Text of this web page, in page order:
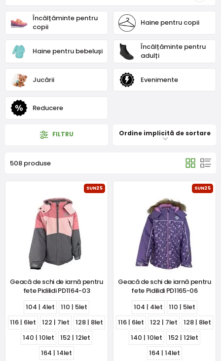
Încălțăminte pentru
copii
Haine pentru copii
Haine pentru bebeluși
Încălțăminte pentru
adulți
Jucării Evenimente
Reducere
FILTRU Ordine implicită de sortare
508 produse
SUN25
Geacă de schi de iarnă pentru
fete Pidilidi PD1164-03
104 | 4let
110 | 5let
116 | 6let
122 | 7let
128 | 8let
140 | 10let
152 | 12let
164 | 14let
SUN25
Geacă de schi de iarnă pentru
fete Pidilidi PD1165-06
104 | 4let
110 | 5let
116 | 6let
122 | 7let
128 | 8let
140 | 10let
152 | 12let
164 | 14let